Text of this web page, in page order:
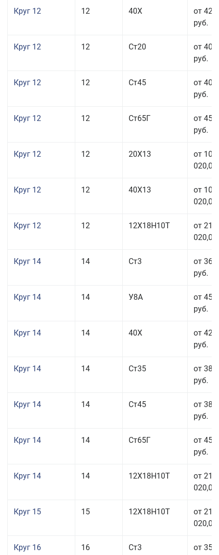
Круг 12 12 40Х
от 42
руб.
Круг 12 12 Ст20
от 40
руб.
Круг 12 12 Ст45
от 40
руб.
Круг 12 12 Ст65Г
от 45
руб.
Круг 12 12 20Х13
от 103
020,00
Круг 12 12 40Х13
от 103
020,00
Круг 12 12 12Х18Н10Т
от 212
020,00
Круг 14 14 Ст3
от 36
руб.
Круг 14 14 У8А
от 45
руб.
Круг 14 14 40Х
от 42
руб.
Круг 14 14 Ст35
от 38
руб.
Круг 14 14 Ст45
от 38
руб.
Круг 14 14 Ст65Г
от 45
руб.
Круг 14 14 12Х18Н10Т
от 211
020,00
Круг 15 15 12Х18Н10Т
от 211
020,00
Круг 16 16 Ст3
от 35